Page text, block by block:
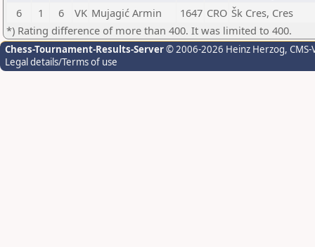
6
1 6 VK Mujagić Armin 1647 CRO Šk Cres, Cres
*) Rating difference of more than 400. It was limited to 400.
Chess-Tournament-Results-Server© 2006-2026 Heinz Herzog,
Legal details/Terms of use